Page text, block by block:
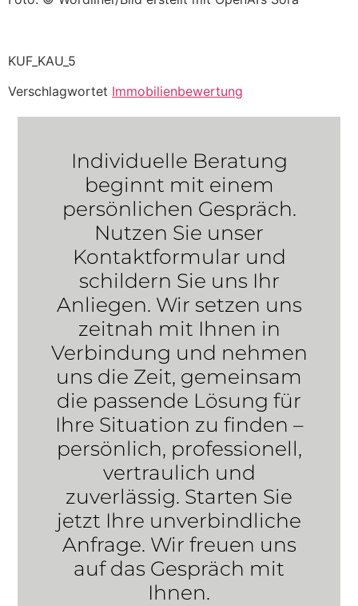
KUF_KAU_5
Verschlagwortet Immobilienbewertung
Individuelle Beratung
beginnt mit einem
persönlichen Gespräch.
Nutzen Sie unser
Kontaktformular und
schildern Sie uns Ihr
Anliegen. Wir setzen uns
zeitnah mit Ihnen in
Verbindung und nehmen
uns die Zeit, gemeinsam
die passende Lösung für
Ihre Situation zu finden –
persönlich, professionell,
vertraulich und
zuverlässig. Starten Sie
jetzt Ihre unverbindliche
Anfrage. Wir freuen uns
auf das Gespräch mit
Ihnen.